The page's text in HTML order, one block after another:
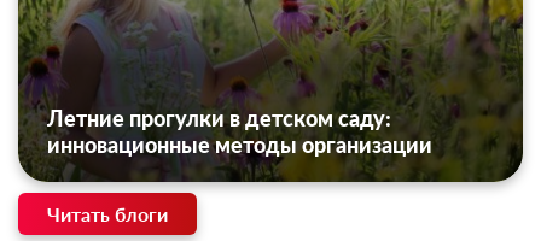
Летние прогулки в детском саду:
инновационные методы организации
Читать блоги